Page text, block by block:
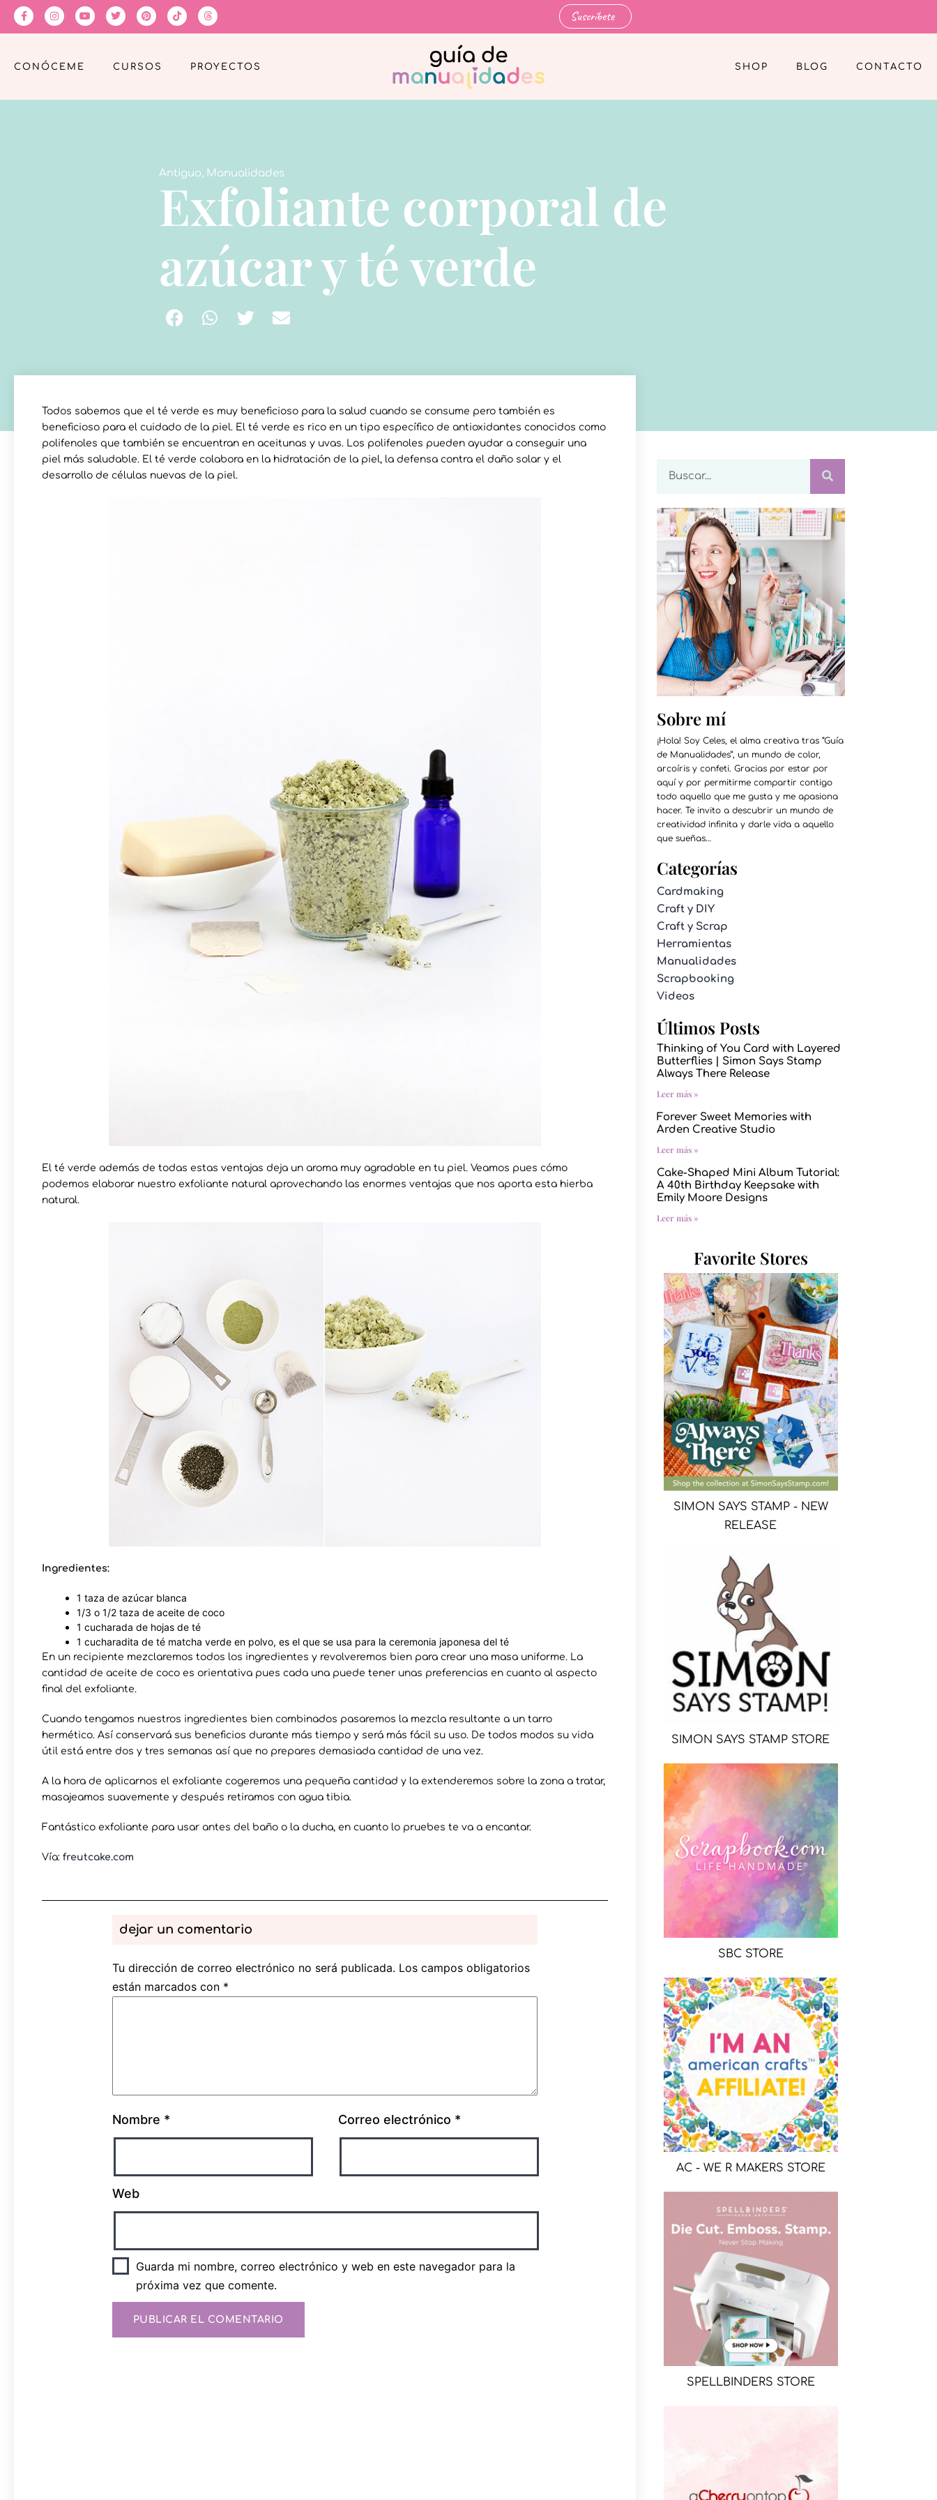
Suscríbete
CONÓCEME CURSOS PROYECTOS SHOP BLOG CONTACTO
Antiguo, Manualidades
Exfoliante corporal de
azúcar y té verde
Todos sabemos que el té verde es muy beneficioso para la salud cuando se consume pero también es
beneficioso para el cuidado de la piel. El té verde es rico en un tipo específico de antioxidantes conocidos como
polifenoles que también se encuentran en aceitunas y uvas. Los polifenoles pueden ayudar a conseguir una
piel más saludable. El té verde colabora en la hidratación de la piel, la defensa contra el daño solar y el
desarrollo de células nuevas de la piel.
El té verde además de todas estas ventajas deja un aroma muy agradable en tu piel. Veamos pues cómo
podemos elaborar nuestro exfoliante natural aprovechando las enormes ventajas que nos aporta esta hierba
natural.
Ingredientes:
1 taza de azúcar blanca
1/3 o 1/2 taza de aceite de coco
1 cucharada de hojas de té
1 cucharadita de té matcha verde en polvo, es el que se usa para la ceremonia japonesa del té
En un recipiente mezclaremos todos los ingredientes y revolveremos bien para crear una masa uniforme. La
cantidad de aceite de coco es orientativa pues cada una puede tener unas preferencias en cuanto al aspecto
final del exfoliante.
Cuando tengamos nuestros ingredientes bien combinados pasaremos la mezcla resultante a un tarro
hermético. Así conservará sus beneficios durante más tiempo y será más fácil su uso. De todos modos su vida
útil está entre dos y tres semanas así que no prepares demasiada cantidad de una vez.
A la hora de aplicarnos el exfoliante cogeremos una pequeña cantidad y la extenderemos sobre la zona a tratar,
masajeamos suavemente y después retiramos con agua tibia.
Fantástico exfoliante para usar antes del baño o la ducha, en cuanto lo pruebes te va a encantar.
Vía: freutcake.com
dejar un comentario
Tu dirección de correo electrónico no será publicada. Los campos obligatorios
están marcados con *
Nombre * Correo electrónico *
Web
Guarda mi nombre, correo electrónico y web en este navegador para la
próxima vez que comente.
Sobre mí
¡Hola! Soy Celes, el alma creativa tras “Guía
de Manualidades”, un mundo de color,
arcoíris y confeti. Gracias por estar por
aquí y por permitirme compartir contigo
todo aquello que me gusta y me apasiona
hacer. Te invito a descubrir un mundo de
creatividad infinita y darle vida a aquello
que sueñas…
Categorías
Cardmaking
Craft y DIY
Craft y Scrap
Herramientas
Manualidades
Scrapbooking
Videos
Últimos Posts
Thinking of You Card with Layered
Butterflies | Simon Says Stamp
Always There Release
Leer más »
Forever Sweet Memories with
Arden Creative Studio
Leer más »
Cake-Shaped Mini Album Tutorial:
A 40th Birthday Keepsake with
Emily Moore Designs
Leer más »
Favorite Stores
SIMON SAYS STAMP - NEW
RELEASE
SIMON SAYS STAMP STORE
SBC STORE
AC - WE R MAKERS STORE
SPELLBINDERS STORE